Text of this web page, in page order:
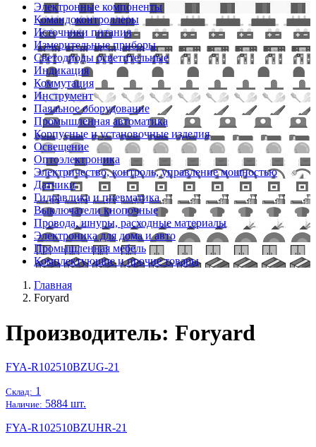
Электронные компоненты
Командоконтроллеры
Источники питания
Измерительные приборы
Светодиоды осветительные
Индикация
Коммутация
Инструмент
Паяльное оборудование
Промышленная автоматика
Корпусные и установочные изделия
Освещение
Оптоэлектроника
Электричество, контроль, управление мощностью
Датчики
Гидравлика и пневматика
Выключатели кнопочные
Провода, шнуры, расходные материалы
Электроника для дома и авто
Промышленная мебель
Комплектующие и прочие товары
Главная
Foryard
Производитель: Foryard
FYA-R102510BZUG-21
Склад: 1
Наличие: 5884 шт.
FYA-R102510BZUHR-21